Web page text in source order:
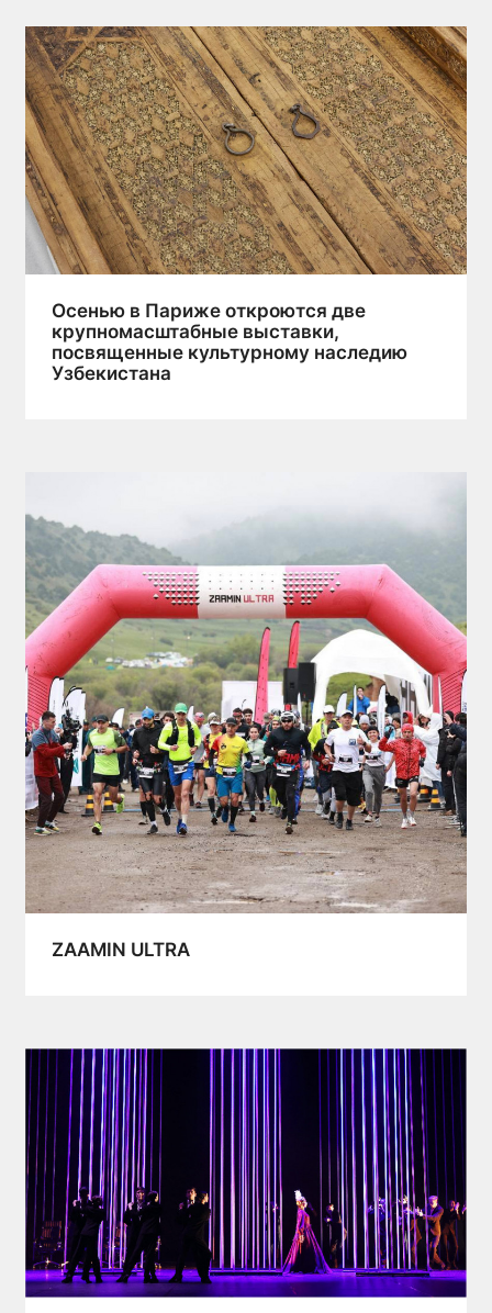
Осенью в Париже откроются две
крупномасштабные выставки,
посвященные культурному наследию
Узбекистана
ZAAMIN ULTRA